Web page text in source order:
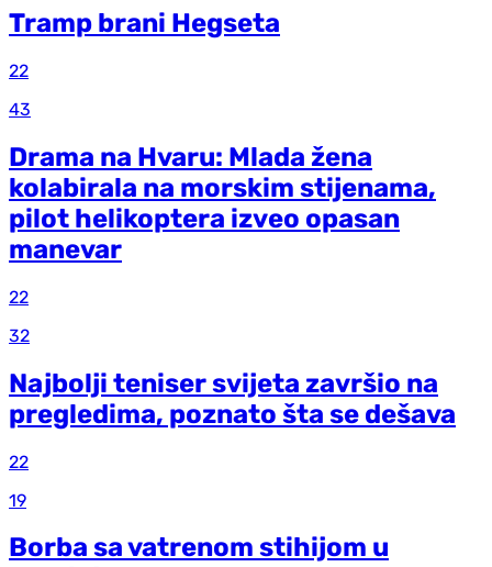
Tramp brani Hegseta
22
43
Drama na Hvaru: Mlada žena
kolabirala na morskim stijenama,
pilot helikoptera izveo opasan
manevar
22
32
Najbolji teniser svijeta završio na
pregledima, poznato šta se dešava
22
19
Borba sa vatrenom stihijom u